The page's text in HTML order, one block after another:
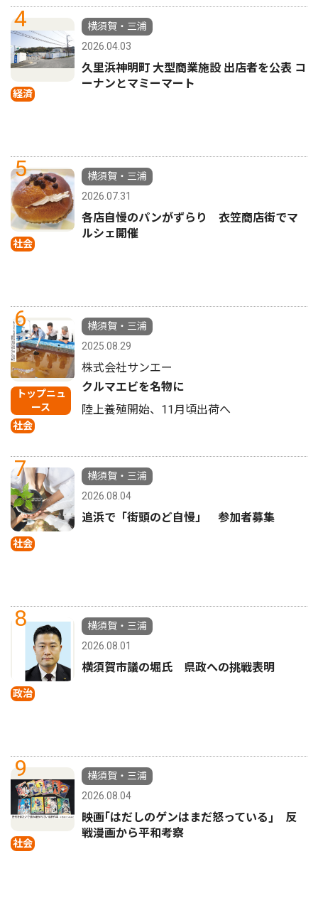
4
経済
横須賀・三浦
2026.04.03
久里浜神明町 大型商業施設 出店者を公表 コ
ーナンとマミーマート
5
社会
横須賀・三浦
2026.07.31
各店自慢のパンがずらり 衣笠商店街でマ
ルシェ開催
6
トップニュ
ース
社会
横須賀・三浦
2025.08.29
株式会社サンエー
クルマエビを名物に
陸上養殖開始、11月頃出荷へ
7
社会
横須賀・三浦
2026.08.04
追浜で「街頭のど自慢」 参加者募集
8
政治
横須賀・三浦
2026.08.01
横須賀市議の堀氏 県政への挑戦表明
9
社会
横須賀・三浦
2026.08.04
映画｢はだしのゲンはまだ怒っている｣ 反
戦漫画から平和考察